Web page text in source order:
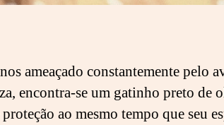
ameaçado constantemente pelo
encontra-se um gatinho preto de
ao mesmo tempo que seu